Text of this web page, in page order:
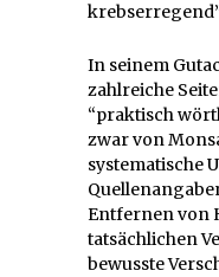
In seinem
zahlreiche
“praktisch
zwar von
systematische
Entfernen von
tatsächlichen
bewusste